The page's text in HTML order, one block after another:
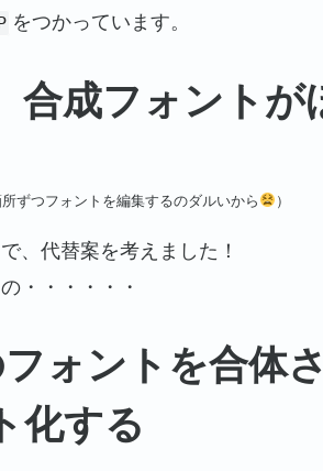
をつかっています。
合成フォントが
所ずつフォントを編集するのダルいから ）
、代替案を考えました！
・・・・・・
ォントを合体
化する